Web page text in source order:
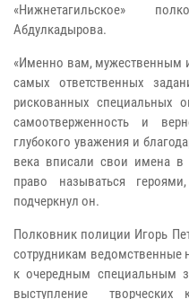
«Нижнетагильское»
Абдулкадырова.
«Именно вам, мужественным
самых ответственных
рискованных специальных
самоотверженность и
глубокого уважения и
века вписали свои имена
право называться
подчеркнул он.
Полковник полиции Игорь
сотрудникам ведомственные
к очередным специальным
выступление творческих